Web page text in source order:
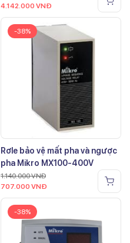
4.142.000 VNĐ
-38%
Rơle bảo vệ mất pha và ngược
pha Mikro MX100-400V
1.140.000VNĐ
707.000 VNĐ
-38%